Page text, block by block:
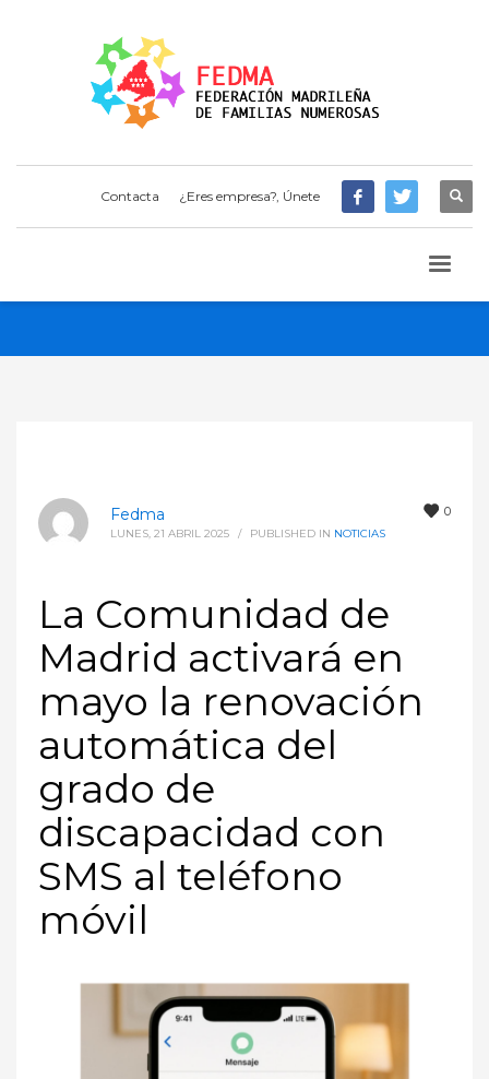
Contacta ¿Eres empresa?, Únete
0
Fedma
LUNES, 21 ABRIL 2025 / PUBLISHED IN NOTICIAS
La Comunidad de
Madrid activará en
mayo la renovación
automática del
grado de
discapacidad con
SMS al teléfono
móvil